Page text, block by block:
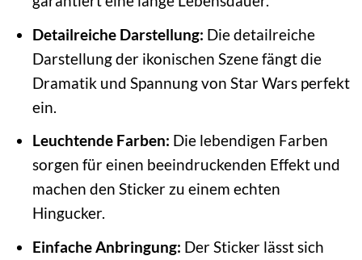
Detailreiche Darstellung: Die detailreiche
Darstellung der ikonischen Szene fängt die
Dramatik und Spannung von Star Wars perfekt
ein.
Leuchtende Farben: Die lebendigen Farben
sorgen für einen beeindruckenden Effekt und
machen den Sticker zu einem echten
Hingucker.
Einfache Anbringung: Der Sticker lässt sich